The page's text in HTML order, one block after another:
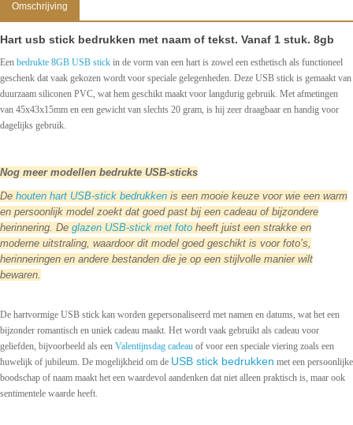
Omschrijving
Hart usb stick bedrukken met naam of tekst. Vanaf 1 stuk. 8gb
Een bedrukte 8GB USB stick in de vorm van een hart is zowel een esthetisch als functioneel
geschenk dat vaak gekozen wordt voor speciale gelegenheden. Deze USB stick is gemaakt van
duurzaam siliconen PVC, wat hem geschikt maakt voor langdurig gebruik. Met afmetingen
van 45x43x15mm en een gewicht van slechts 20 gram, is hij zeer draagbaar en handig voor
dagelijks gebruik.
Nog meer modellen bedrukte USB-sticks
De houten hart USB-stick bedrukken is een mooie keuze voor wie een warm
en persoonlijk model zoekt dat goed past bij een cadeau of bijzondere
herinnering. De glazen USB-stick met foto heeft juist een strakke en
moderne uitstraling, waardoor dit model goed geschikt is voor foto’s,
herinneringen en andere bestanden die je op een stijlvolle manier wilt
bewaren.
De hartvormige USB stick kan worden gepersonaliseerd met namen en datums, wat het een
bijzonder romantisch en uniek cadeau maakt. Het wordt vaak gebruikt als cadeau voor
geliefden, bijvoorbeeld als een Valentijnsdag cadeau of voor een speciale viering zoals een
huwelijk of jubileum. De mogelijkheid om de USB stick bedrukken met een persoonlijke
boodschap of naam maakt het een waardevol aandenken dat niet alleen praktisch is, maar ook
sentimentele waarde heeft.